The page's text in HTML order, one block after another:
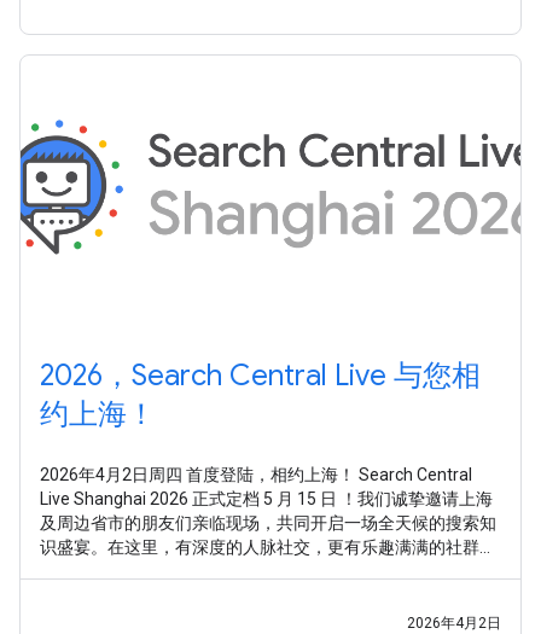
2026，Search Central Live 与您相
约上海！
2026年4月2日周四 首度登陆，相约上海！ Search Central
Live Shanghai 2026 正式定档 5 月 15 日 ！我们诚挚邀请上海
及周边省市的朋友们亲临现场，共同开启一场全天候的搜索知
识盛宴。在这里，有深度的人脉社交，更有乐趣满满的社群互
2026年4月2日